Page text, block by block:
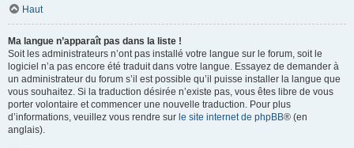
Haut
Ma langue n’apparaît pas dans la liste !
Soit les administrateurs n’ont pas installé votre langue sur le forum, soit le
logiciel n’a pas encore été traduit dans votre langue. Essayez de demander à
un administrateur du forum s’il est possible qu’il puisse installer la langue que
vous souhaitez. Si la traduction désirée n’existe pas, vous êtes libre de vous
porter volontaire et commencer une nouvelle traduction. Pour plus
d’informations, veuillez vous rendre sur le site internet de phpBB® (en
anglais).